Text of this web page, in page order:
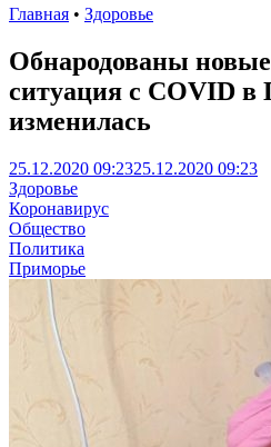
Главная • Здоровье
Обнародованы
ситуация с COVID в
изменилась
25.12.2020 09:2325.12.2020 09:23
Здоровье
Коронавирус
Общество
Политика
Приморье